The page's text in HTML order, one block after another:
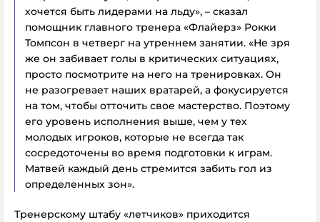
хочется быть лидерами на льду», – сказал
помощник главного тренера «Флайерз» Рокки
Томпсон в четверг на утреннем занятии. «Не зря
же он забивает голы в критических ситуациях,
просто посмотрите на него на тренировках. Он
не разогревает наших вратарей, а фокусируется
на том, чтобы отточить свое мастерство. Поэтому
его уровень исполнения выше, чем у тех
молодых игроков, которые не всегда так
сосредоточены во время подготовки к играм.
Матвей каждый день стремится забить гол из
определенных зон».
Тренерскому штабу «летчиков» приходится